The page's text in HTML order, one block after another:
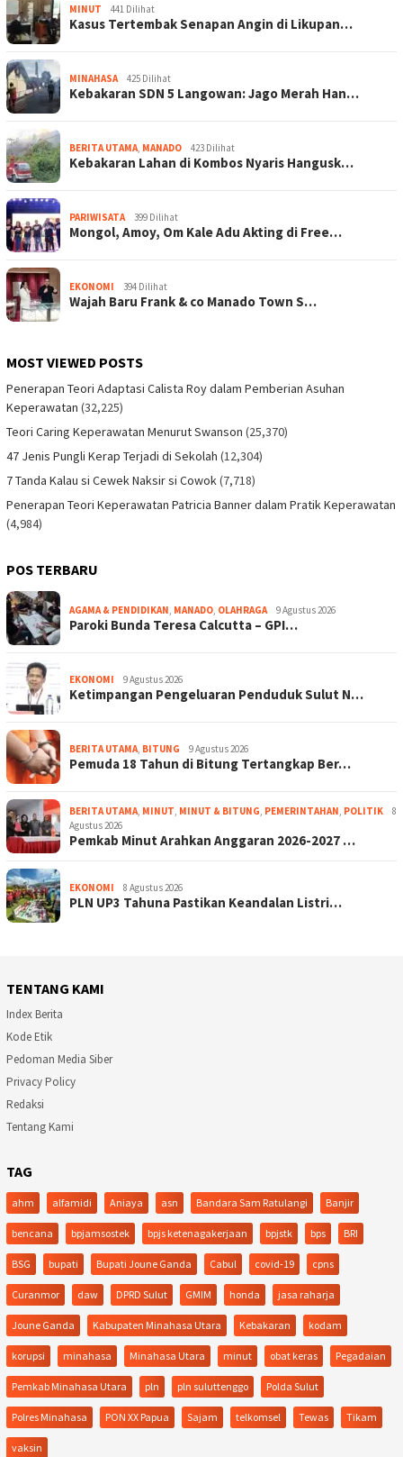
MINUT 441 Dilihat
Kasus Tertembak Senapan Angin di Likupan…
MINAHASA 425 Dilihat
Kebakaran SDN 5 Langowan: Jago Merah Han…
BERITA UTAMA, MANADO 423 Dilihat
Kebakaran Lahan di Kombos Nyaris Hangusk…
PARIWISATA 399 Dilihat
Mongol, Amoy, Om Kale Adu Akting di Free…
EKONOMI 394 Dilihat
Wajah Baru Frank & co Manado Town S…
MOST VIEWED POSTS
Penerapan Teori Adaptasi Calista Roy dalam Pemberian Asuhan
Keperawatan (32,225)
Teori Caring Keperawatan Menurut Swanson (25,370)
47 Jenis Pungli Kerap Terjadi di Sekolah (12,304)
7 Tanda Kalau si Cewek Naksir si Cowok(7,718)
Penerapan Teori Keperawatan Patricia Banner dalam Pratik Keperawatan
(4,984)
POS TERBARU
AGAMA & PENDIDIKAN, MANADO, OLAHRAGA 9 Agustus 2026
Paroki Bunda Teresa Calcutta – GPI…
EKONOMI 9 Agustus 2026
Ketimpangan Pengeluaran Penduduk Sulut N…
BERITA UTAMA, BITUNG 9 Agustus 2026
Pemuda 18 Tahun di Bitung Tertangkap Ber…
BERITA UTAMA, MINUT, MINUT & BITUNG, PEMERINTAHAN, POLITIK
8
Agustus 2026
Pemkab Minut Arahkan Anggaran 2026-2027 …
EKONOMI 8 Agustus 2026
PLN UP3 Tahuna Pastikan Keandalan Listri…
TENTANG KAMI
Index Berita
Kode Etik
Pedoman Media Siber
Privacy Policy
Redaksi
Tentang Kami
TAG
ahm alfamidi Aniaya asn Bandara Sam Ratulangi Banjir
bencana bpjamsostek bpjs ketenagakerjaan bpjstk bps BRI
BSG bupati Bupati Joune Ganda Cabul covid-19 cpns
Curanmor daw DPRD Sulut GMIM honda jasa raharja
Joune Ganda Kabupaten Minahasa Utara Kebakaran kodam
korupsi minahasa Minahasa Utara minut obat keras Pegadaian
Pemkab Minahasa Utara pln pln suluttenggo Polda Sulut
Polres Minahasa PON XX Papua Sajam telkomsel Tewas Tikam
vaksin